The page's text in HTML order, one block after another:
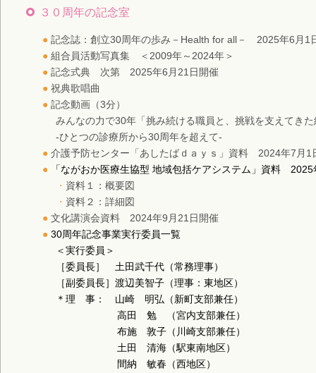
３０周年の記念室
記念誌：創立30周年の歩み－Health for all－ 2025年6月1
組合員活動写真集 ＜2009年～2024年＞
記念式典 次第 2025年6月21日開催
祝典歌唱曲
記念動画（3分）
みんなの力で30年「挑み続ける職員と、挑戦を支えてき
-ひとつの診療所から30周年を超えて-
介護予防センター「あしたばｄａｙｓ」資料 2024年7月1
「ながおか医療生協型 地域包括ケアシステム」資料
・ 資料１：概要図
・ 資料２：詳細図
文化講演会資料 2024年9月21日開催
30周年記念事業実行委員一覧
＜実行委員＞
［委員長］ 土田武千代（常務理事）
［副委員長］渡辺美智子（理事：東地区）
＊理 事： 山崎 明弘（新町支部兼任）
高田 勉 （宮内支部兼任）
布施 敦子（川崎支部兼任）
土田 清海（駅東南地区）
間納 敏春（西地区）